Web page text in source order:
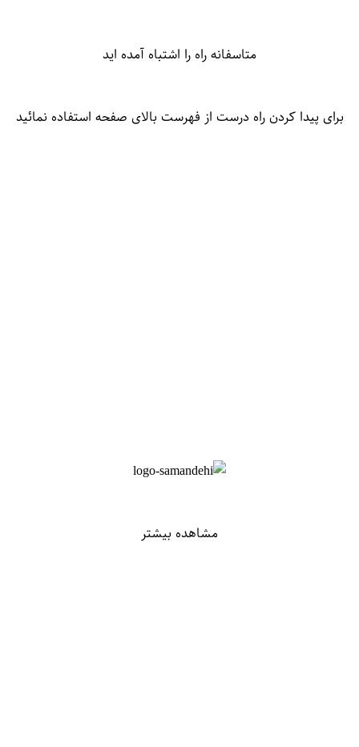
متاسفانه راه را اشتباه آمده اید
برای پیدا کردن راه درست از فهرست بالای صفحه استفاده نمائید
مشاهده بیشتر